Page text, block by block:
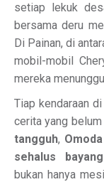
setiap lekuk
bersama deru
Di Painan, di
mobil-mobil
mereka
Tiap kendaraan
cerita yang
tangguh,
sehalus
bukan hanya